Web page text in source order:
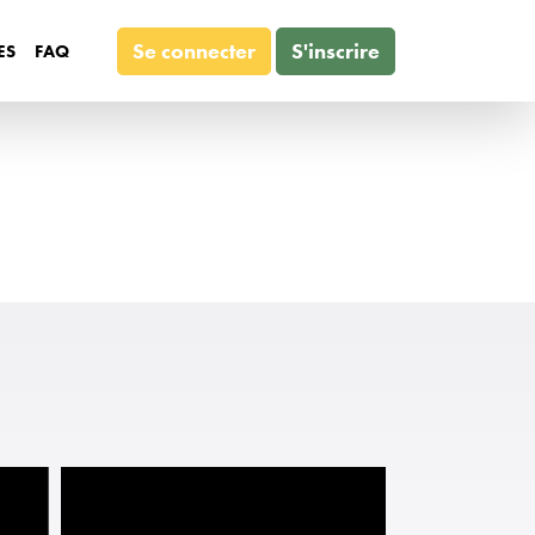
FAQ Se connecter S'inscrire